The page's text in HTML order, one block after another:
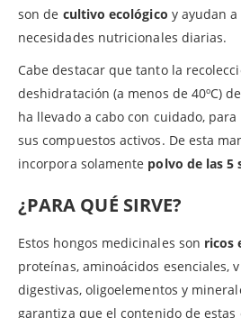
son de cultivo ecológico y ayudan
necesidades nutricionales diarias.
Cabe destacar que tanto la
deshidratación (a menos de 40ºC)
ha llevado a cabo con cuidado,
sus compuestos activos. De esta
incorpora solamente polvo de las 5
¿PARA QUÉ SIRVE?
Estos hongos medicinales son ricos
proteínas, aminoácidos esenciales,
digestivas, oligoelementos y
garantiza que el contenido de estas